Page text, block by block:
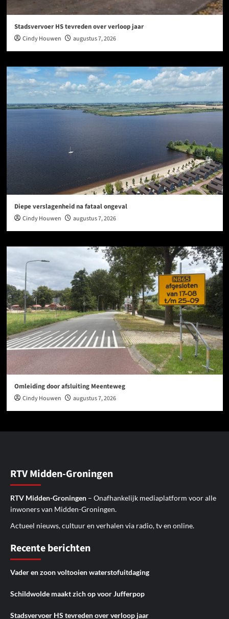
Stadsvervoer HS tevreden over verloop jaar
Cindy Houwen augustus 7, 2026
Diepe verslagenheid na fataal ongeval
Cindy Houwen augustus 7, 2026
Omleiding door afsluiting Meenteweg
Cindy Houwen augustus 7, 2026
RTV Midden-Groningen
RTV Midden-Groningen – Onafhankelijk mediaplatform voor alle
inwoners van Midden-Groningen.
Actueel nieuws, cultuur en verhalen via radio, tv en online.
Recente berichten
Vader en zoon voltooien waterstofuitdaging
Schildwolde maakt zich op voor Jufferpop
Stadsvervoer HS tevreden over verloop jaar